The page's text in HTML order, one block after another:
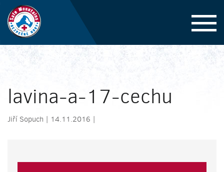
lavina-a-17-cechu
Jiří Sopuch | 14.11.2016 |